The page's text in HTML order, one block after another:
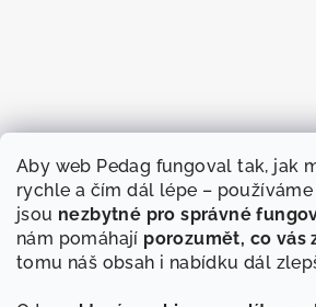
Aby web Pedag fungoval tak, jak
rychle a čím dál lépe –
jsou nezbytné pro správné
nám pomáhají porozumět, co vás
tomu náš obsah i nabídku dál